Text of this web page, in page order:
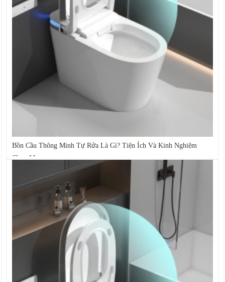
Bồn Cầu Thông Minh Tự Rửa Là Gì? Tiện Ích Và Kinh Nghiệm
Chọn Mua